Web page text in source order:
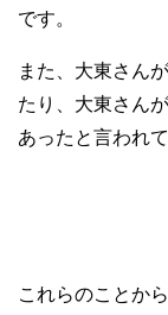
です。
また、大東さん
たり、大東さん
あったと言われて
これらのことか